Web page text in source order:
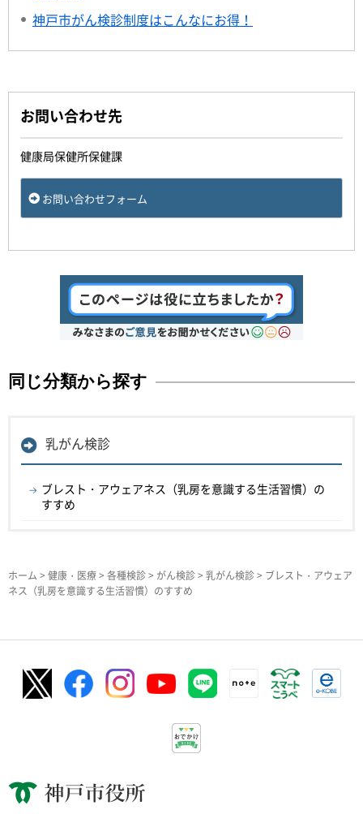
神戸市がん検診制度はこんなにお得！
お問い合わせ先
健康局保健所保健課
お問い合わせフォーム
同じ分類から探す
乳がん検診
ブレスト・アウェアネス（乳房を意識する生活習慣）の
すすめ
ホーム > 健康・医療> 各種検診> がん検診> 乳がん検診> ブレスト・アウェア
ネス（乳房を意識する生活習慣）のすすめ
神戸市役所